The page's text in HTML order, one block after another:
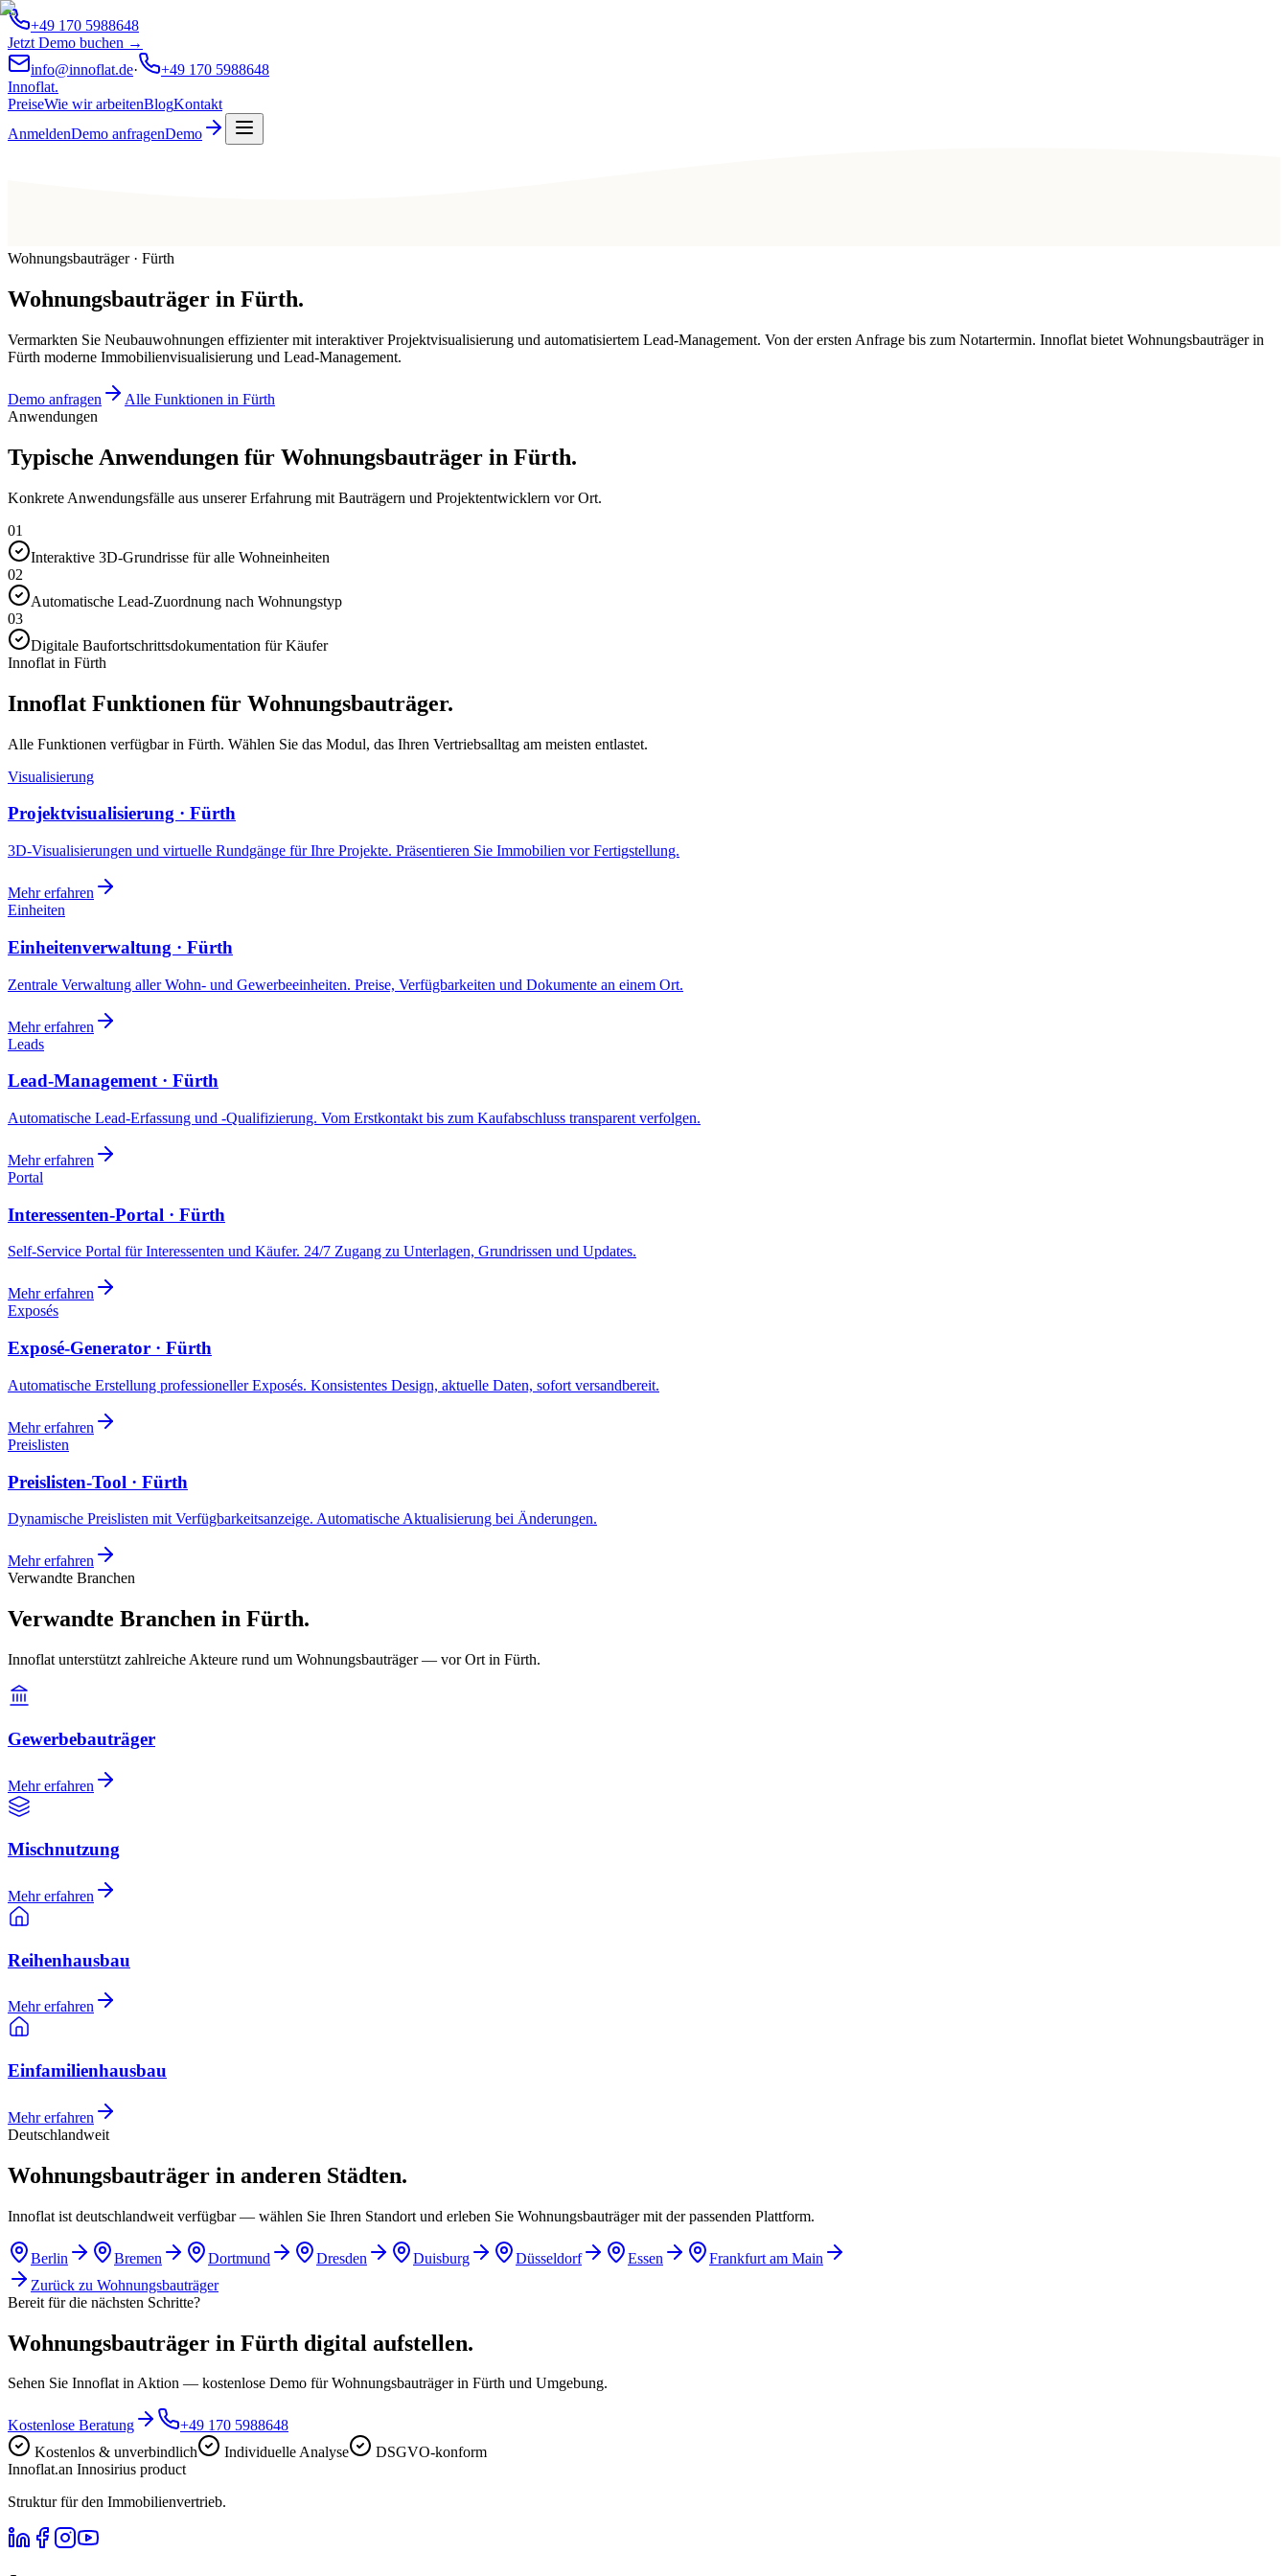
+49 170 5988648
Jetzt Demo buchen →
info@innoflat.de·
+49 170 5988648
Innoflat.
PreiseWie wir arbeitenBlogKontakt
AnmeldenDemo anfragenDemo
Wohnungsbauträger · Fürth
Wohnungsbauträger in Fürth.
Vermarkten Sie Neubauwohnungen effizienter mit interaktiver Projektvisualisierung und automatisiertem Lead-Management. Von der ersten Anfrage bis zum Notartermin. Innoflat bietet Wohnungsbauträger in
Fürth moderne Immobilienvisualisierung und Lead-Management.
Demo anfragen
Alle Funktionen in Fürth
Anwendungen
Typische Anwendungen für Wohnungsbauträger in Fürth.
Konkrete Anwendungsfälle aus unserer Erfahrung mit Bauträgern und Projektentwicklern vor Ort.
01
Interaktive 3D-Grundrisse für alle Wohneinheiten
02
Automatische Lead-Zuordnung nach Wohnungstyp
03
Digitale Baufortschrittsdokumentation für Käufer
Innoflat in Fürth
Innoflat Funktionen für Wohnungsbauträger.
Alle Funktionen verfügbar in Fürth. Wählen Sie das Modul, das Ihren Vertriebsalltag am meisten entlastet.
Visualisierung
Projektvisualisierung · Fürth
3D-Visualisierungen und virtuelle Rundgänge für Ihre Projekte. Präsentieren Sie Immobilien vor Fertigstellung.
Mehr erfahren
Einheiten
Einheitenverwaltung · Fürth
Zentrale Verwaltung aller Wohn- und Gewerbeeinheiten. Preise, Verfügbarkeiten und Dokumente an einem Ort.
Mehr erfahren
Leads
Lead-Management · Fürth
Automatische Lead-Erfassung und -Qualifizierung. Vom Erstkontakt bis zum Kaufabschluss transparent verfolgen.
Mehr erfahren
Portal
Interessenten-Portal · Fürth
Self-Service Portal für Interessenten und Käufer. 24/7 Zugang zu Unterlagen, Grundrissen und Updates.
Mehr erfahren
Exposés
Exposé-Generator · Fürth
Automatische Erstellung professioneller Exposés. Konsistentes Design, aktuelle Daten, sofort versandbereit.
Mehr erfahren
Preislisten
Preislisten-Tool · Fürth
Dynamische Preislisten mit Verfügbarkeitsanzeige. Automatische Aktualisierung bei Änderungen.
Mehr erfahren
Verwandte Branchen
Verwandte Branchen in Fürth.
Innoflat unterstützt zahlreiche Akteure rund um Wohnungsbauträger — vor Ort in Fürth.
Gewerbebauträger
Mehr erfahren
Mischnutzung
Mehr erfahren
Reihenhausbau
Mehr erfahren
Einfamilienhausbau
Mehr erfahren
Deutschlandweit
Wohnungsbauträger in anderen Städten.
Innoflat ist deutschlandweit verfügbar — wählen Sie Ihren Standort und erleben Sie Wohnungsbauträger mit der passenden Plattform.
Berlin Bremen Dortmund Dresden Duisburg Düsseldorf Essen
Frankfurt am Main
Zurück zu Wohnungsbauträger
Bereit für die nächsten Schritte?
Wohnungsbauträger in Fürth digital aufstellen.
Sehen Sie Innoflat in Aktion — kostenlose Demo für Wohnungsbauträger in Fürth und Umgebung.
Kostenlose Beratung
+49 170 5988648
Kostenlos & unverbindlich
Individuelle Analyse
DSGVO-konform
Innoflat.an Innosirius product
Struktur für den Immobilienvertrieb.